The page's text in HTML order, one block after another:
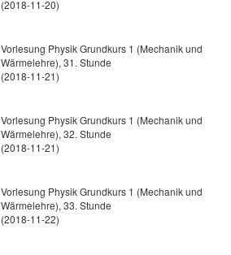
(2018-11-20)
Vorlesung Physik Grundkurs 1 (Mechanik und
Wärmelehre), 31. Stunde
(2018-11-21)
Vorlesung Physik Grundkurs 1 (Mechanik und
Wärmelehre), 32. Stunde
(2018-11-21)
Vorlesung Physik Grundkurs 1 (Mechanik und
Wärmelehre), 33. Stunde
(2018-11-22)